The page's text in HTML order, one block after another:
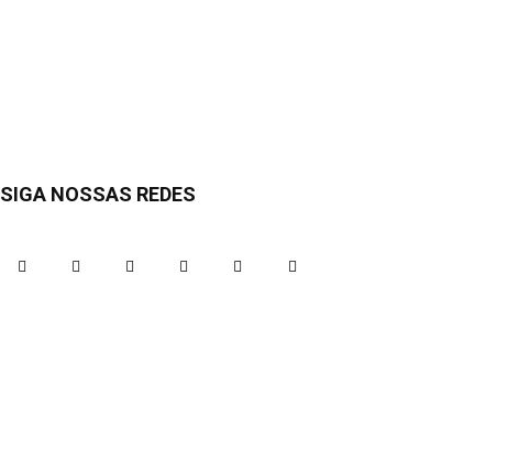
SIGA NOSSAS REDES